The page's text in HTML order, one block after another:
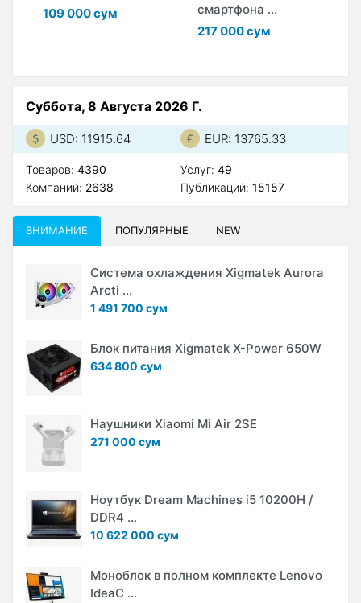
109 000 сум
смартфона ...
217 000 сум
Суббота, 8 Августа 2026 Г.
USD: 11915.64 EUR: 13765.33
Товаров: 4390
Компаний: 2638
Услуг: 49
Публикаций: 15157
ВНИМАНИЕ ПОПУЛЯРНЫЕ NEW
Система охлаждения Xigmatek Aurora
Arcti ...
1 491 700 сум
Блок питания Xigmatek X-Power 650W
634 800 сум
Наушники Xiaomi Mi Air 2SE
271 000 сум
Ноутбук Dream Machines i5 10200H /
DDR4 ...
10 622 000 сум
Моноблок в полном комплекте Lenovo
IdeaC ...